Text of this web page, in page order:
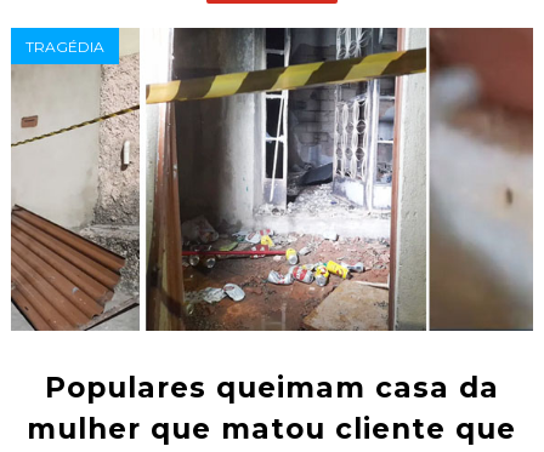
TRAGÉDIA
Populares queimam casa da
mulher que matou cliente que